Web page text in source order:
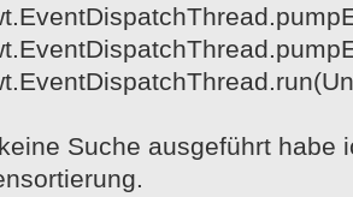
Suche ausgeführt habe